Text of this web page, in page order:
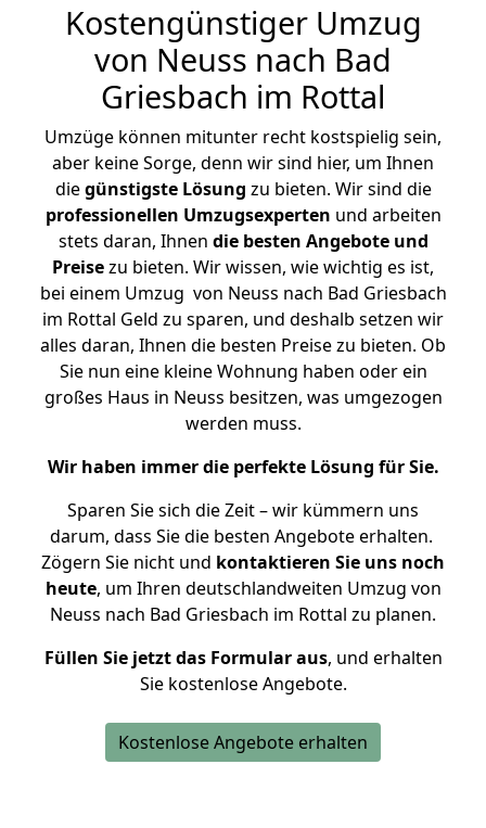
Kostengünstiger Umzug
von Neuss nach Bad
Griesbach im Rottal
Umzüge können mitunter recht kostspielig sein,
aber keine Sorge, denn wir sind hier, um Ihnen
diegünstigste Lösung zu bieten. Wir sind die
professionellen Umzugsexperten und arbeiten
stets daran, Ihnen die besten Angebote und
Preisezu bieten. Wir wissen, wie wichtig es ist,
bei einem Umzug von Neuss nach Bad Griesbach
im Rottal Geld zu sparen, und deshalb setzen wir
alles daran, Ihnen die besten Preise zu bieten. Ob
Sie nun eine kleine Wohnung haben oder ein
großes Haus in Neuss besitzen, was umgezogen
werden muss.
Wir haben immer die perfekte Lösung für Sie.
Sparen Sie sich die Zeit – wir kümmern uns
darum, dass Sie die besten Angebote erhalten.
Zögern Sie nicht und kontaktieren Sie uns noch
heute, um Ihren deutschlandweiten Umzug von
Neuss nach Bad Griesbach im Rottal zu planen.
Füllen Sie jetzt das Formular aus, und erhalten
Sie kostenlose Angebote.
Kostenlose Angebote erhalten